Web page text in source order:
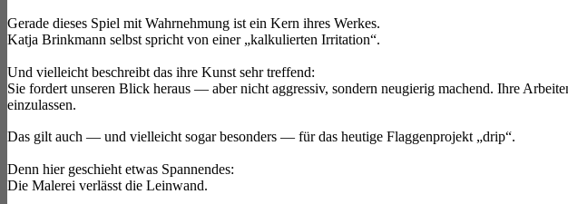
Gerade dieses Spiel mit Wahrnehmung ist ein Kern ihres Werkes.
Katja Brinkmann selbst spricht von einer „kalkulierten Irritation“.
Und vielleicht beschreibt das ihre Kunst sehr treffend:
Sie fordert unseren Blick heraus — aber nicht aggressiv, sondern neugierig machend. Ihre
einzulassen.
Das gilt auch — und vielleicht sogar besonders — für das heutige Flaggenprojekt „drip“.
Denn hier geschieht etwas Spannendes:
Die Malerei verlässt die Leinwand.